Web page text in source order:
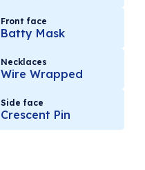
Front face
Batty Mask
Necklaces
Wire Wrapped
Side face
Crescent Pin